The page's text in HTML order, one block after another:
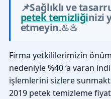
📌Sağlıklı ve
petek temizliğinizi
etmeyin.♨♨
Firma yetkililerimizin
nedeniyle %40 ‘a varan
işlemlerini sizlere
2019 petek temizleme